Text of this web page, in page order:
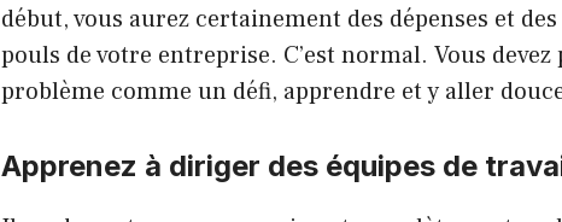
début, vous aurez certainement des dépenses et
pouls de votre entreprise. C’est normal. Vous
problème comme un défi, apprendre et y aller
Apprenez à diriger des équipes de